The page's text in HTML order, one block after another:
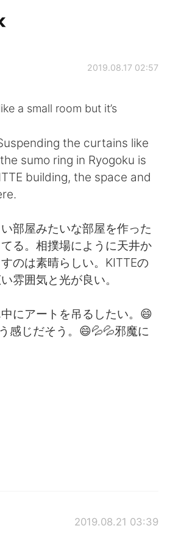
App
简体中文
Français
한국어
ไทย
Italiano
2019.08.17 02:57
a small room but it’s
the curtains like
sumo ring in Ryogoku is
building, the space and
部屋みたいな部屋を作った
る。相撲場にように天井か
のは素晴らしい。KITTEの
雰囲気と光が良い。
にアートを吊るしたい。😄
感じだそう。😄💦💦邪魔に
2019.08.21 03:39